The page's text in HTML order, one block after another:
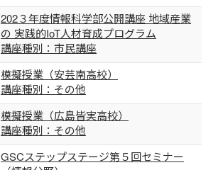
202３年度情報科学部公開講座 地域産業
の 実践的IoT人材育成プログラム
講座種別：市民講座
模擬授業（安芸南高校）
講座種別：その他
模擬授業（広島皆実高校）
講座種別：その他
GSCステップステージ第５回セミナー